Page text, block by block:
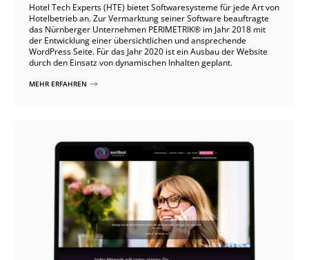
Hotel Tech Experts (HTE) bietet Softwaresysteme für jede Art von
Hotelbetrieb an. Zur Vermarktung seiner Software beauftragte
das Nürnberger Unternehmen PERIMETRIK® im Jahr 2018 mit
der Entwicklung einer übersichtlichen und ansprechende
WordPress Seite. Für das Jahr 2020 ist ein Ausbau der Website
durch den Einsatz von dynamischen Inhalten geplant.
MEHR ERFAHREN $